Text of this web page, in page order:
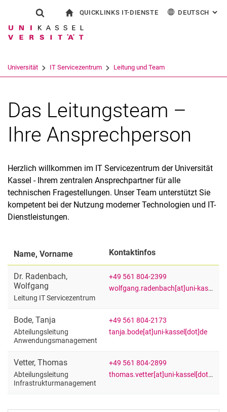
Springe direkt zu: Inhalt
Springe direkt zu: Suche
Springe direkt zu:
Suchformular
Suchbegriff
QUICKLINKS IT-DIENSTE
CampusCard Selfservice
DEUTSCH :
Universität IT Servicezentrum Leitung und Team
Das Leitungsteam –
Ihre Ansprechperson
Herzlich willkommen im IT Servicezentrum der Universität
Kassel - Ihrem zentralen Ansprechpartner für alle
technischen Fragestellungen. Unser Team unterstützt Sie
kompetent bei der Nutzung moderner Technologien und IT-
Dienstleistungen.
Name, Vorname Kontaktinfos
Dr. Radenbach,
Wolfgang
Leitung IT Servicezentrum
+49 561 804-2399
wolfgang.radenbach[at]uni-kassel[dot]de
Bode, Tanja
Abteilungsleitung
Anwendungsmanagement
+49 561 804-2173
tanja.bode[at]uni-kassel[dot]de
Vetter, Thomas
Abteilungsleitung
Infrastrukturmanagement
+49 561 804-2899
thomas.vetter[at]uni-kassel[dot]de